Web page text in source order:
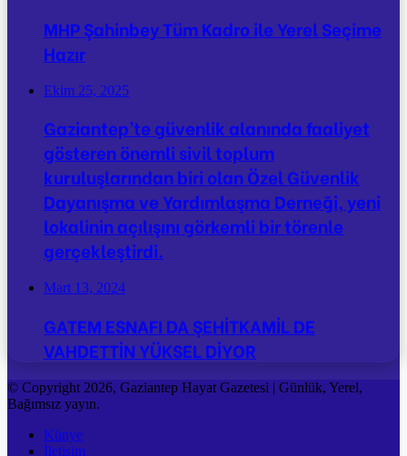
MHP Şahinbey Tüm Kadro ile Yerel Seçime
Hazır
Ekim 25, 2025
Gaziantep’te güvenlik alanında faaliyet
gösteren önemli sivil toplum
kuruluşlarından biri olan Özel Güvenlik
Dayanışma ve Yardımlaşma Derneği, yeni
lokalinin açılışını görkemli bir törenle
gerçekleştirdi.
Mart 13, 2024
GATEM ESNAFI DA ŞEHİTKAMİL DE
VAHDETTİN YÜKSEL DİYOR
© Copyright 2026, Gaziantep Hayat Gazetesi | Günlük, Yerel,
Bağımsız yayın.
Künye
İletişim